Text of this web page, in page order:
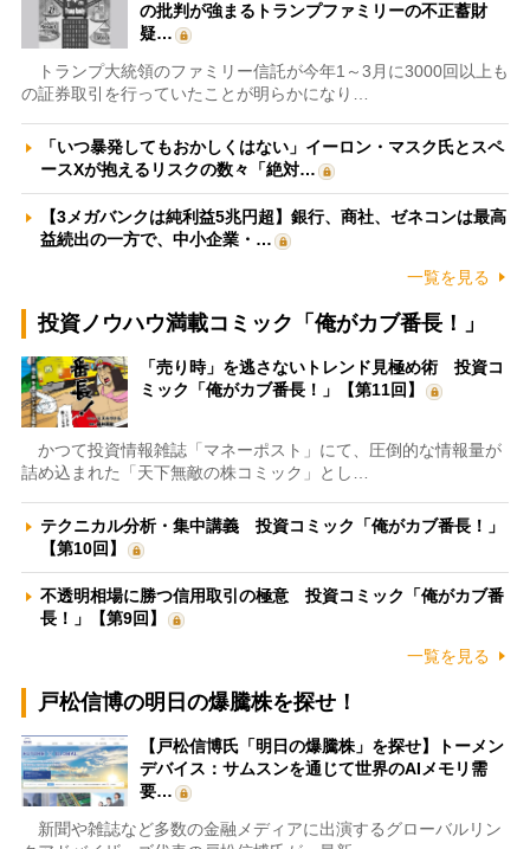
の批判が強まるトランプファミリーの不正蓄財
疑…
トランプ大統領のファミリー信託が今年1～3月に3000回以上も
の証券取引を行っていたことが明らかになり…
「いつ暴発してもおかしくはない」イーロン・マスク氏とスペ
ースXが抱えるリスクの数々「絶対…
【3メガバンクは純利益5兆円超】銀行、商社、ゼネコンは最高
益続出の一方で、中小企業・…
一覧を見る
投資ノウハウ満載コミック「俺がカブ番長！」
「売り時」を逃さないトレンド見極め術 投資コ
ミック「俺がカブ番長！」【第11回】
かつて投資情報雑誌「マネーポスト」にて、圧倒的な情報量が
詰め込まれた「天下無敵の株コミック」とし…
テクニカル分析・集中講義 投資コミック「俺がカブ番長！」
【第10回】
不透明相場に勝つ信用取引の極意 投資コミック「俺がカブ番
長！」【第9回】
一覧を見る
戸松信博の明日の爆騰株を探せ！
【戸松信博氏「明日の爆騰株」を探せ】トーメン
デバイス：サムスンを通じて世界のAIメモリ需
要…
新聞や雑誌など多数の金融メディアに出演するグローバルリン